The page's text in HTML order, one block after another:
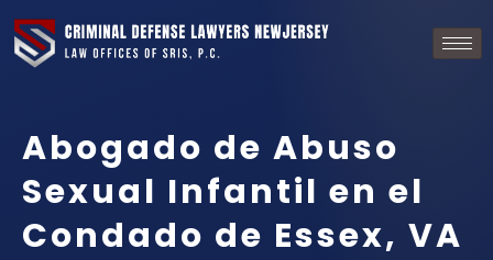
Abogado de Abuso
Sexual Infantil en el
Condado de Essex, VA